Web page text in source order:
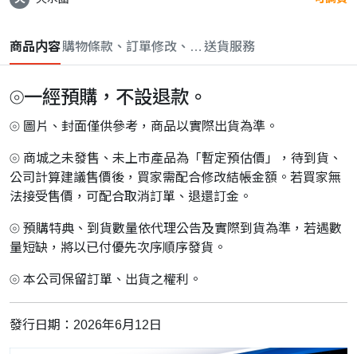
商品内容購物條款、訂單修改、取消與退款政策
送貨服務
⦾一經預購，不設退款。
⦾ 圖片、封面僅供參考，商品以實際出貨為準。
⦾ 商城之未發售、未上市產品為「暫定預估價」，待到貨、
公司計算建議售價後，買家需配合修改結帳金額。若買家無
法接受售價，可配合取消訂單、退還訂金。
⦾ 預購特典、到貨數量依代理公告及實際到貨為準，若遇數
量短缺，將以已付優先次序順序發貨。
⦾ 本公司保留訂單、出貨之權利。
發行日期：2026年6月12日